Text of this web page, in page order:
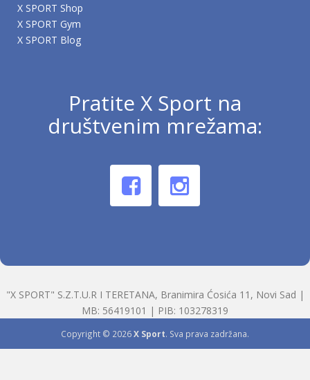
X SPORT Shop
X SPORT Gym
X SPORT Blog
Pratite X Sport na
društvenim mrežama:
"X SPORT" S.Z.T.U.R I TERETANA, Branimira Ćosića 11, Novi Sad |
MB: 56419101 | PIB: 103278319
Copyright © 2026X Sport. Sva prava zadržana.